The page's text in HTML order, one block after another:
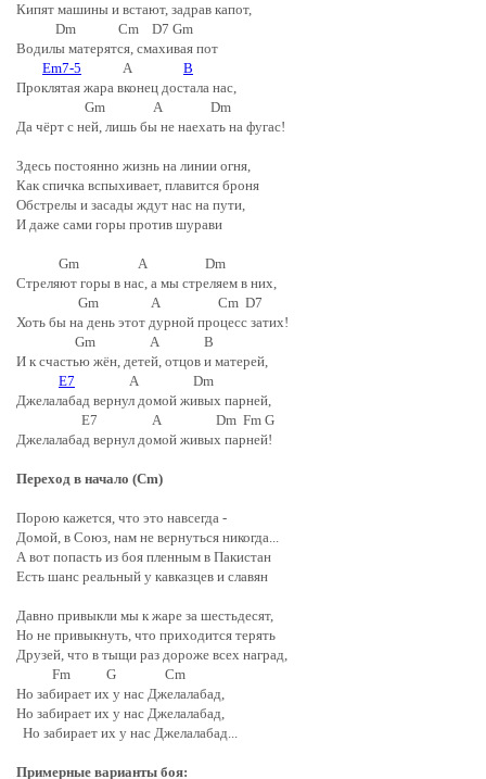
Кипят машины и встают, задрав капот,
Dm Cm D7 Gm
Водилы матерятся, смахивая пот
Em7-5 A B
Проклятая жара вконец достала нас,
Gm A Dm
Да чёрт с ней, лишь бы не наехать на фугас!
Здесь постоянно жизнь на линии огня,
Как спичка вспыхивает, плавится броня
Обстрелы и засады ждут нас на пути,
И даже сами горы против шурави
Gm A Dm
Стреляют горы в нас, а мы стреляем в них,
Gm A Cm D7
Хоть бы на день этот дурной процесс затих!
Gm A B
И к счастью жён, детей, отцов и матерей,
E7 A Dm
Джелалабад вернул домой живых парней,
E7 A Dm Fm G
Джелалабад вернул домой живых парней!
Переход в начало (Cm)
Порою кажется, что это навсегда -
Домой, в Союз, нам не вернуться никогда...
А вот попасть из боя пленным в Пакистан
Есть шанс реальный у кавказцев и славян
Давно привыкли мы к жаре за шестьдесят,
Но не привыкнуть, что приходится терять
Друзей, что в тыщи раз дороже всех наград,
Fm G Cm
Но забирает их у нас Джелалабад,
Но забирает их у нас Джелалабад,
Но забирает их у нас Джелалабад...
Примерные варианты боя: